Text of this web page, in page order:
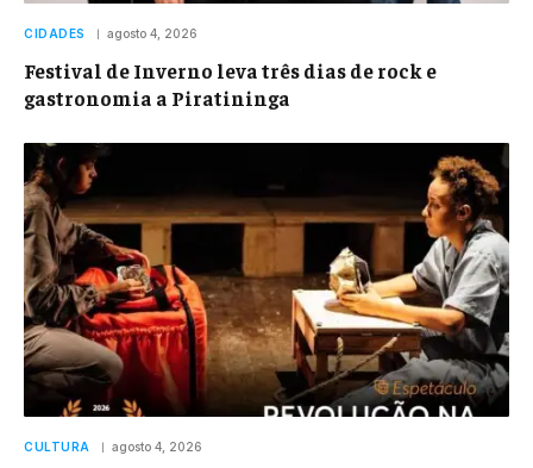
CIDADES agosto 4, 2026
Festival de Inverno leva três dias de rock e
gastronomia a Piratininga
CULTURA agosto 4, 2026